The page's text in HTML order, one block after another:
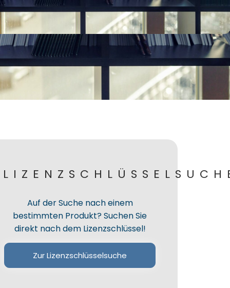
Auf der Suche nach einem
bestimmten Produkt? Suchen Sie
direkt nach dem Lizenzschlüssel!
Zur Lizenzschlüsselsuche